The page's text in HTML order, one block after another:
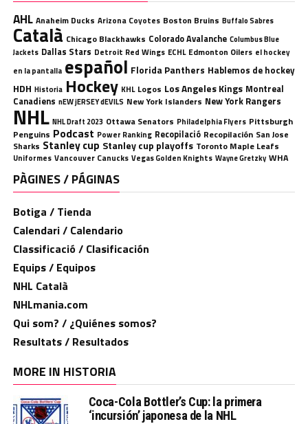
AHL Anaheim Ducks Arizona Coyotes Boston Bruins Buffalo Sabres
Català Chicago Blackhawks Colorado Avalanche Columbus Blue
Jackets Dallas Stars Detroit Red Wings ECHL Edmonton Oilers el hockey
en la pantalla español Florida Panthers Hablemos de hockey
HDH Historia Hockey KHL Logos Los Angeles Kings Montreal
Canadiens nEW jERSEY dEVILS New York Islanders New York Rangers
NHL NHL Draft 2023 Ottawa Senators Philadelphia Flyers Pittsburgh
Penguins Podcast Power Ranking Recopilació Recopilación San Jose
Sharks Stanley cup Stanley cup playoffs Toronto Maple Leafs
Uniformes Vancouver Canucks Vegas Golden Knights Wayne Gretzky WHA
PÀGINES / PÁGINAS
Botiga / Tienda
Calendari / Calendario
Classificació / Clasificación
Equips / Equipos
NHL Català
NHLmania.com
Qui som? / ¿Quiénes somos?
Resultats / Resultados
MORE IN HISTORIA
Coca-Cola Bottler’s Cup: la primera
‘incursión’ japonesa de la NHL